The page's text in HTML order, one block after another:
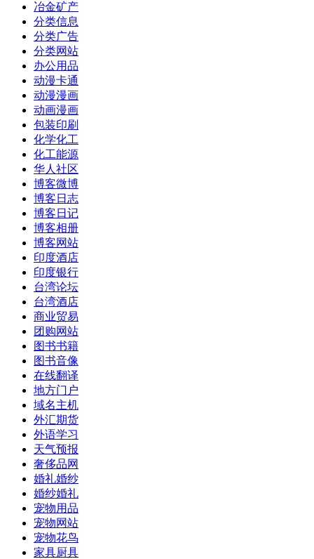
冶金矿产
分类信息
分类广告
分类网站
办公用品
动漫卡通
动漫漫画
动画漫画
包装印刷
化学化工
化工能源
华人社区
博客微博
博客日志
博客日记
博客相册
博客网站
印度酒店
印度银行
台湾论坛
台湾酒店
商业贸易
团购网站
图书书籍
图书音像
在线翻译
地方门户
域名主机
外汇期货
外语学习
天气预报
奢侈品网
婚礼婚纱
婚纱婚礼
宠物用品
宠物网站
宠物花鸟
家具厨具